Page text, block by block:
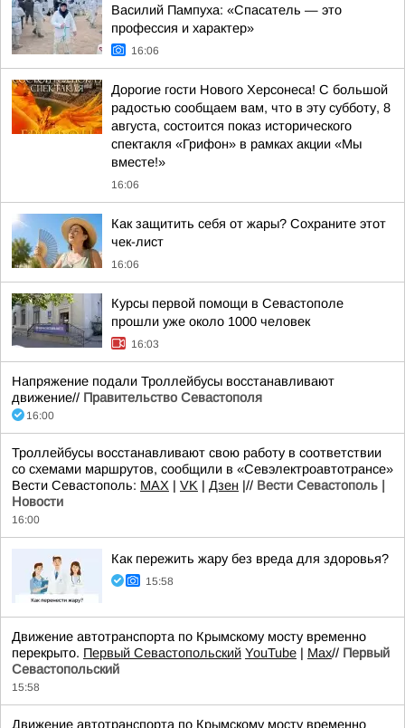
Василий Пампуха: «Спасатель — это
профессия и характер»
16:06
Дорогие гости Нового Херсонеса! С большой
радостью сообщаем вам, что в эту субботу, 8
августа, состоится показ исторического
спектакля «Грифон» в рамках акции «Мы
вместе!»
16:06
Как защитить себя от жары? Сохраните этот
чек-лист
16:06
Курсы первой помощи в Севастополе
прошли уже около 1000 человек
16:03
Напряжение подали Троллейбусы восстанавливают
движение// Правительство Севастополя
16:00
Троллейбусы восстанавливают свою работу в соответствии
со схемами маршрутов, сообщили в «Севэлектроавтотрансе»
Вести Севастополь: MAX | VK | Дзен |// Вести Севастополь |
Новости
16:00
Как пережить жару без вреда для здоровья?
15:58
Движение автотранспорта по Крымскому мосту временно
перекрыто. Первый Севастопольский YouTube | Max// Первый
Севастопольский
15:58
Движение автотранспорта по Крымскому мосту временно